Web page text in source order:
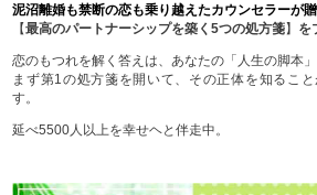
泥沼離婚も禁断の恋も乗り越えたカウンセラーが
【最高のパートナーシップを築く5つの処方箋】 を
恋のもつれを解く答えは、あなたの「人生の脚本」
まず第1の処方箋を開いて、その正体を知るこ
す。
延べ5500人以上を幸せヘと伴走中。